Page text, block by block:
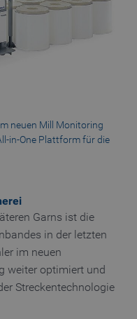
neuen Mill Monitoring
in-One Plattform für die
Garns ist die
in der letzten
im neuen
weiter optimiert und
Streckentechnologie